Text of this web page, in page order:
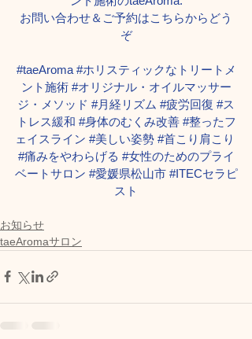
お問い合わせ＆ご予約はこちらからどう
ぞ
#taeAroma #ホリスティックなトリートメ
ント施術 #オリジナル・オイルマッサー
ジ・メソッド #月経リズム #疲労回復 #ス
トレス緩和 #身体のむくみ改善 #整ったフ
ェイスライン #美しい姿勢 #首こり肩こり
#痛みをやわらげる #女性のためのプライ
ベートサロン #愛媛県松山市 #ITECセラピ
スト
お知らせ
taeAromaサロン